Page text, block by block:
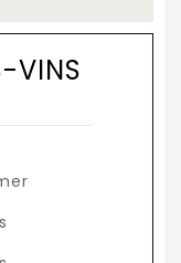
VINS